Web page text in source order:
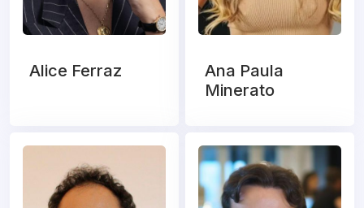
Alice Ferraz
Ana Paula
Minerato